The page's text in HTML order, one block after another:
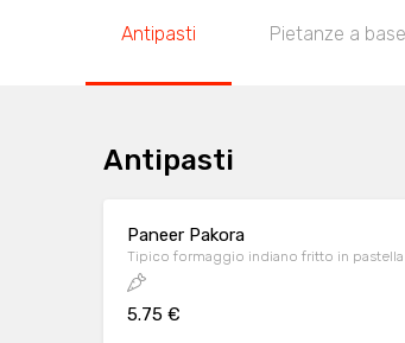
Antipasti Pietanze a
Antipasti
Paneer Pakora
Tipico formaggio indiano fritto in pastella
5.75 €